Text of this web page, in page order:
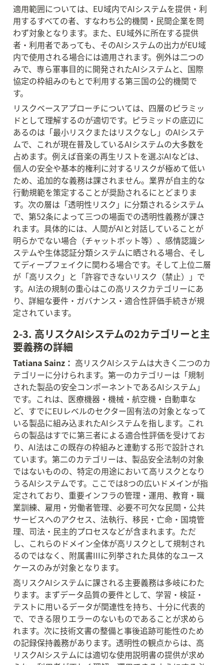
適用範囲については、EU域内でAIシステムを提供・利
用するすべての者、すなわち公的機関・民間企業を問
わず対象となります。また、EU域外に所在する提供
者・利用者であっても、そのAIシステムの出力がEU域
内で使用される場合には適用されます。例外は二つの
みで、専ら軍事目的に開発されたAIシステムと、国際
協定の枠組みのもとで利用する第三国の公的機関で
す。
リスクベースアプローチについては、四層のピラミッ
ドとして理解するのが適切です。ピラミッドの底辺に
あるのは「最小リスクまたはリスクなし」のAIシステ
ムで、これが現在普及しているAIシステムの大多数を
占めます。例えば音楽の再生リストを選ぶAIなどは、
個人の安全や基本的権利に対するリスクが極めて低い
ため、追加的な義務は課されません。業界が自主的な
行動規範を策定することが奨励されるにとどまりま
す。次の層は「透明性リスク」に分類されるシステム
で、第52条によって三つの場面での透明性義務が課さ
れます。具体的には、人間がAIと対話していることが
明らかでない場合（チャットボット等）、感情認識シ
ステムや生体認証分類システムに晒される場合、そし
てディープフェイクに関わる場合です。そして上位二層
が「高リスク」と「許容できないリスク（禁止）」で
す。AI法の規制の重心はこの高リスクカテゴリーにあ
り、詳細な要件・ガバナンス・適合性評価手続きが規
定されています。
2-3. 高リスクAIシステムの2カテゴリーと主
要義務の詳細
Tatiana Sainz： 高リスクAIシステムは大きく二つのカ
テゴリーに分けられます。第一のカテゴリーは「規制
された製品の安全コンポーネントであるAIシステム」
です。これは、医療機器・機械・航空機・自動車な
ど、すでにEUレベルのセクター固有法の対象となって
いる製品に組み込まれたAIシステムを指します。これ
らの製品はすでに第三者による適合性評価を受けてお
り、AI法はこの既存の枠組みと連動する形で設計され
ています。第二のカテゴリーは、製品安全法制の対象
ではないものの、特定の用途において高リスクとなり
うるAIシステムです。ここでは8つの広いドメインが指
定されており、重要インフラの管理・運用、教育・職
業訓練、雇用・労働者管理、必要不可欠な民間・公共
サービスへのアクセス、法執行、移民・亡命・国境管
理、司法・民主的プロセスなどが含まれます。ただ
し、これらのドメイン全体が高リスクとして規制され
るのではなく、附属書IIIに列挙された具体的なユース
ケースのみが対象となります。
高リスクAIシステムに課される主要義務は多岐にわた
ります。まずデータ品質の要件として、学習・検証・
テストに用いるデータが関連性を持ち、十分に代表的
で、できる限りエラーのないものであることが求めら
れます。次に技術文書の整備と事後追跡可能性のため
の記録保持義務があります。透明性の観点からは、高
リスクAIシステムには適切な使用説明書の提供が求め